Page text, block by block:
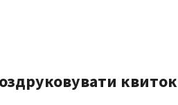
квиток